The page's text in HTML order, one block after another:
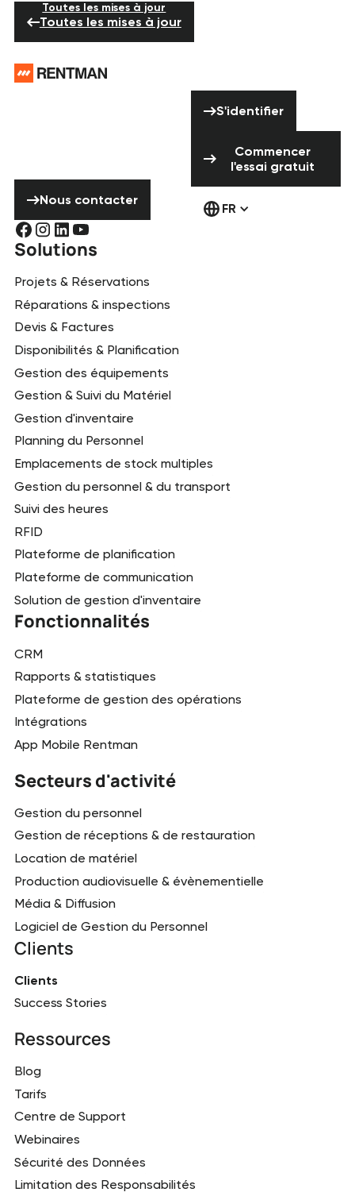
Toutes les mises à jour
Toutes les mises à jour
Nous contacter
S'identifier
Commencer
l'essai gratuit
FR
Solutions
Projets & Réservations
Réparations & inspections
Devis & Factures
Disponibilités & Planification
Gestion des équipements
Gestion & Suivi du Matériel
Gestion d'inventaire
Planning du Personnel
Emplacements de stock multiples
Gestion du personnel & du transport
Suivi des heures
RFID
Plateforme de planification
Plateforme de communication
Solution de gestion d'inventaire
Fonctionnalités
CRM
Rapports & statistiques
Plateforme de gestion des opérations
Intégrations
App Mobile Rentman
Secteurs d'activité
Gestion du personnel
Gestion de réceptions & de restauration
Location de matériel
Production audiovisuelle & évènementielle
Média & Diffusion
Logiciel de Gestion du Personnel
Clients
Clients
Success Stories
Ressources
Blog
Tarifs
Centre de Support
Webinaires
Sécurité des Données
Limitation des Responsabilités